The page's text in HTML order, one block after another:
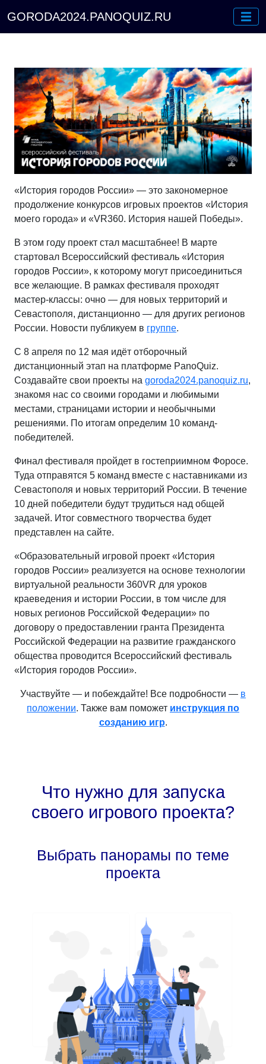
GORODA2024.PANOQUIZ.RU
«История городов России» — это закономерное
продолжение конкурсов игровых проектов «История
моего города» и «VR360. История нашей Победы».
В этом году проект стал масштабнее! В марте
стартовал Всероссийский фестиваль «История
городов России», к которому могут присоединиться
все желающие. В рамках фестиваля проходят
мастер-классы: очно — для новых территорий и
Севастополя, дистанционно — для других регионов
России. Новости публикуем в группе.
С 8 апреля по 12 мая идёт отборочный
дистанционный этап на платформе PanoQuiz.
Создавайте свои проекты на goroda2024.panoquiz.ru,
знакомя нас со своими городами и любимыми
местами, страницами истории и необычными
решениями. По итогам определим 10 команд-
победителей.
Финал фестиваля пройдет в гостеприимном Форосе.
Туда отправятся 5 команд вместе с наставниками из
Севастополя и новых территорий России. В течение
10 дней победители будут трудиться над общей
задачей. Итог совместного творчества будет
представлен на сайте.
«Образовательный игровой проект «История
городов России» реализуется на основе технологии
виртуальной реальности 360VR для уроков
краеведения и истории России, в том числе для
новых регионов Российской Федерации» по
договору о предоставлении гранта Президента
Российской Федерации на развитие гражданского
общества проводится Всероссийский фестиваль
«История городов России».
Участвуйте — и побеждайте! Все подробности — в
положении. Также вам поможет инструкция по
созданию игр.
Что нужно для запуска
своего игрового проекта?
Выбрать панорамы по теме
проекта